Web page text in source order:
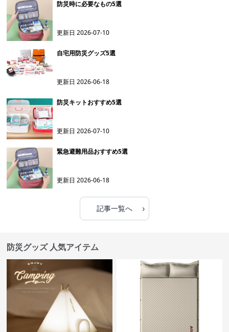
防災時に必要なもの5選
更新日2026-07-10
自宅用防災グッズ5選
更新日2026-06-18
防災キットおすすめ5選
更新日2026-07-10
緊急避難用品おすすめ5選
更新日2026-06-18
記事一覧へ ›
防災グッズ 人気アイテム